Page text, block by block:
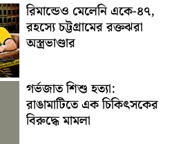
রিমান্ডেও মেলেনি একে-৪৭,
রহস্যে চট্টগ্রামের রক্তঝরা
অস্ত্রভাণ্ডার
গর্ভজাত শিশু হত্যা:
রাঙামাটিতে এক চিকিৎসকের
বিরুদ্ধে মামলা